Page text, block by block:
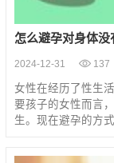
怎么避孕对身体没
2024-12-31 137
女性在经历了性生
要孩子的女性而言
生。现在避孕的方